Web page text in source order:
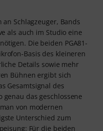
Schlagzeuger, Bands
als auch im Studio eine
Die beiden PGA81-
Basis des kleineren
Details sowie mehr
Bühnen ergibt sich
Gesamtsignal des
genau das geschlossene
von modernen
Unterschied zum
Für die beiden